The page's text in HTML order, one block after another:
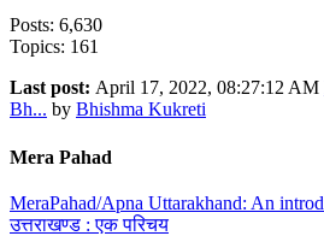
Posts: 6,630
Topics: 161
Last post: April 17, 2022, 08:27:12 AM
Bh... by Bhishma Kukreti
Mera Pahad
MeraPahad/Apna Uttarakhand: An
उत्तराखण्ड : एक परिचय